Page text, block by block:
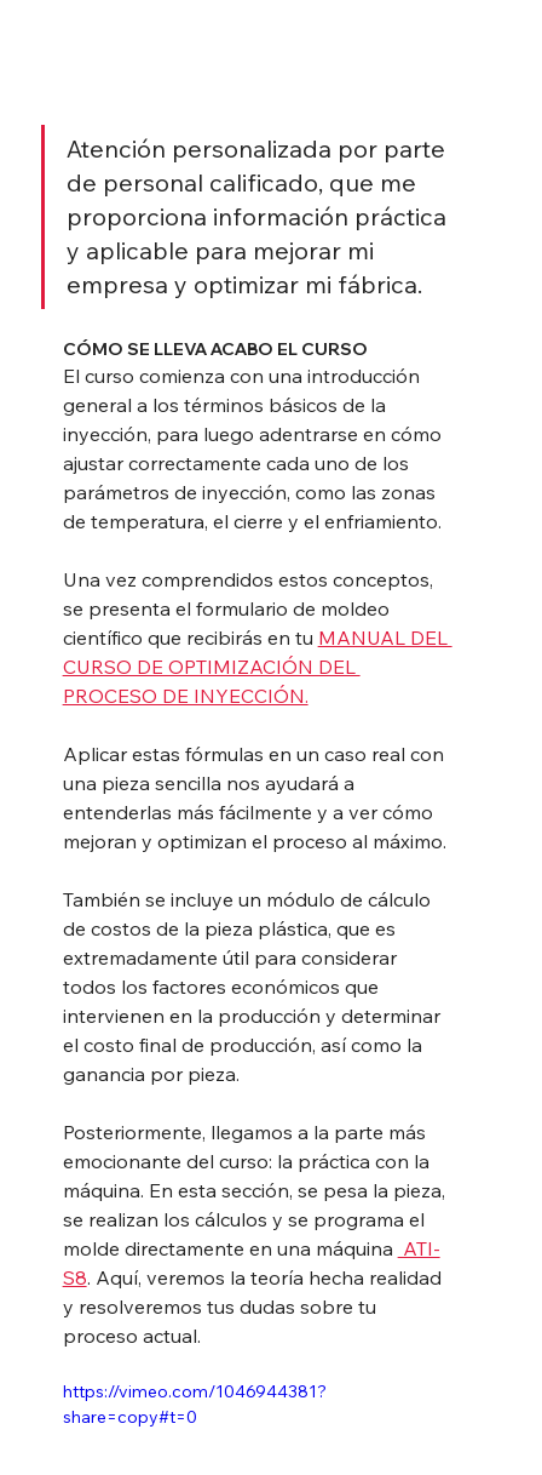
Atención personalizada por parte
de personal calificado, que me
proporciona información práctica
y aplicable para mejorar mi
empresa y optimizar mi fábrica.
CÓMO SE LLEVA ACABO EL CURSO
El curso comienza con una introducción
general a los términos básicos de la
inyección, para luego adentrarse en cómo
ajustar correctamente cada uno de los
parámetros de inyección, como las zonas
de temperatura, el cierre y el enfriamiento.
Una vez comprendidos estos conceptos,
se presenta el formulario de moldeo
científico que recibirás en tu MANUAL DEL
CURSO DE OPTIMIZACIÓN DEL
PROCESO DE INYECCIÓN.
Aplicar estas fórmulas en un caso real con
una pieza sencilla nos ayudará a
entenderlas más fácilmente y a ver cómo
mejoran y optimizan el proceso al máximo.
También se incluye un módulo de cálculo
de costos de la pieza plástica, que es
extremadamente útil para considerar
todos los factores económicos que
intervienen en la producción y determinar
el costo final de producción, así como la
ganancia por pieza.
Posteriormente, llegamos a la parte más
emocionante del curso: la práctica con la
máquina. En esta sección, se pesa la pieza,
se realizan los cálculos y se programa el
molde directamente en una máquina ATI-
S8. Aquí, veremos la teoría hecha realidad
y resolveremos tus dudas sobre tu
proceso actual.
https://vimeo.com/1046944381?
share=copy#t=0